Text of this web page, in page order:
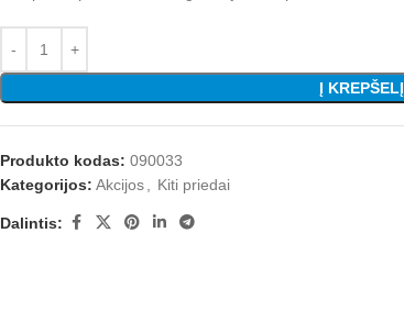
Į KREPŠELĮ
Produkto kodas: 090033
Kategorijos: Akcijos Kiti priedai
Dalintis: